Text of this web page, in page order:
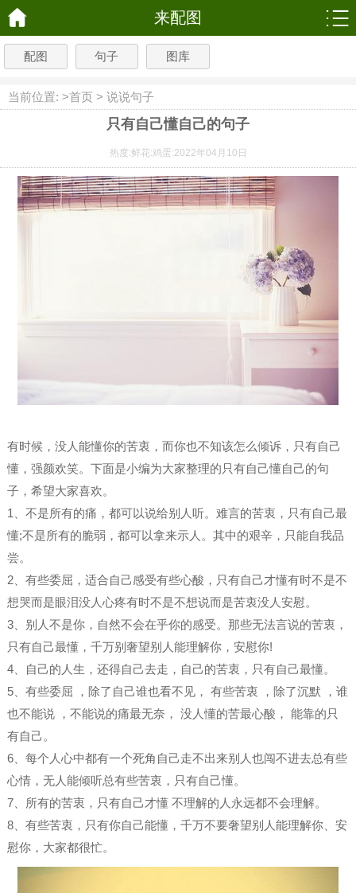
来配图
配图 句子 图库
当前位置: >首页 > 说说句子
只有自己懂自己的句子
热度:鲜花:鸡蛋:2022年04月10日
有时候，没人能懂你的苦衷，而你也不知该怎么倾诉，只有自己
懂，强颜欢笑。下面是小编为大家整理的只有自己懂自己的句
子，希望大家喜欢。
1、不是所有的痛，都可以说给别人听。难言的苦衷，只有自己最
懂;不是所有的脆弱，都可以拿来示人。其中的艰辛，只能自我品
尝。
2、有些委屈，适合自己感受有些心酸，只有自己才懂有时不是不
想哭而是眼泪没人心疼有时不是不想说而是苦衷没人安慰。
3、别人不是你，自然不会在乎你的感受。那些无法言说的苦衷，
只有自己最懂，千万别奢望别人能理解你，安慰你!
4、自己的人生，还得自己去走，自己的苦衷，只有自己最懂。
5、有些委屈 ，除了自己谁也看不见， 有些苦衷 ，除了沉默 ，谁
也不能说 ，不能说的痛最无奈， 没人懂的苦最心酸， 能靠的只
有自己。
6、每个人心中都有一个死角自己走不出来别人也闯不进去总有些
心情，无人能倾听总有些苦衷，只有自己懂。
7、所有的苦衷，只有自己才懂 不理解的人永远都不会理解。
8、有些苦衷，只有你自己能懂，千万不要奢望别人能理解你、安
慰你，大家都很忙。